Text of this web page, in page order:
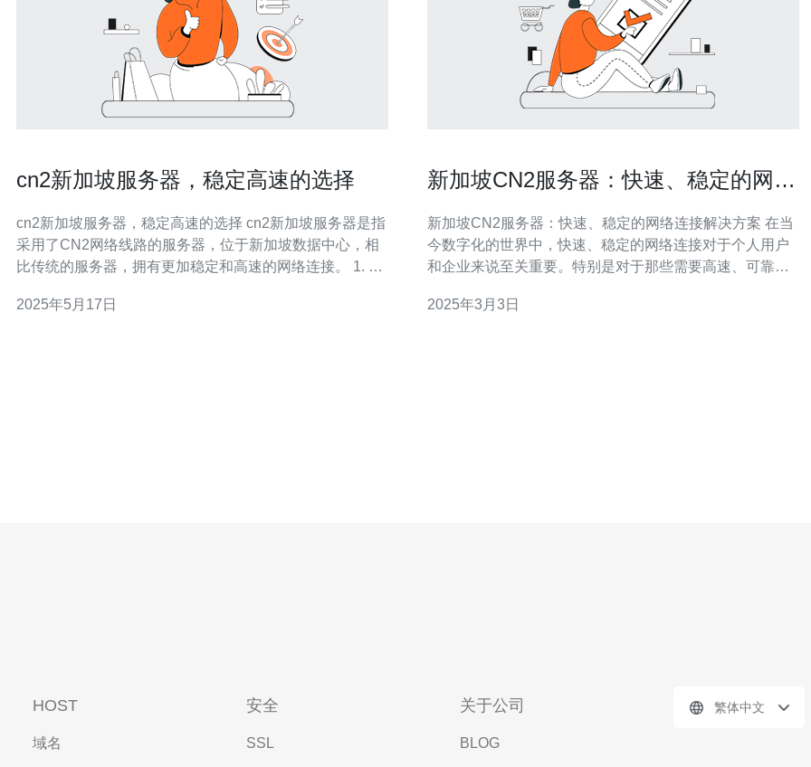
cn2新加坡服务器，稳定高速的选择
cn2新加坡服务器，稳定高速的选择 cn2新加坡服务器是指
采用了CN2网络线路的服务器，位于新加坡数据中心，相
比传统的服务器，拥有更加稳定和高速的网络连接。 1. 稳
的专用网络，具有高度稳定的特点，能够保证服务器在极
2025年5月17日
新加坡CN2服务器：快速、稳定的网络
新加坡CN2服务器：快速、稳定的网络连接解决方案 在当
今数字化的世界中，快速、稳定的网络连接对于个人用户
和企业来说至关重要。特别是对于那些需要高速、可靠连
要。本文将介绍新加坡CN2服务器，它提供了快速、稳定
2025年3月3日
HOST
域名
安全
SSL
关于公司
BLOG
繁体中文